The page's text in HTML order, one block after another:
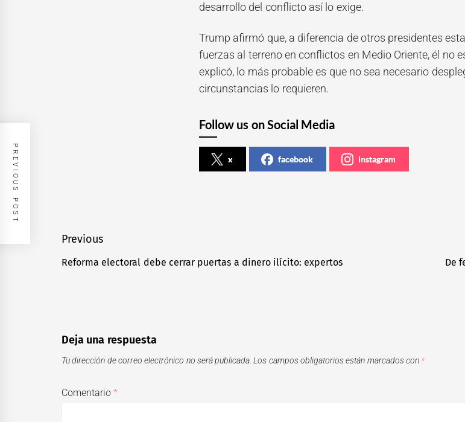
desarrollo del conflicto así lo exige.
Trump afirmó que, a diferencia de otros presidentes
fuerzas al terreno en conflictos en Medio Oriente, él no
explicó, lo más probable es que no sea necesario
circunstancias lo requieren.
Follow us on Social Media
x facebook instagram
Navegación
de
Previous
Previous
Reforma electoral debe cerrar puertas a dinero ilícito: expertos De
PREVIOUS POST
Deja una respuesta
Tu dirección de correo electrónico no será publicada. Los campos obligatorios están marcados con *
Comentario*